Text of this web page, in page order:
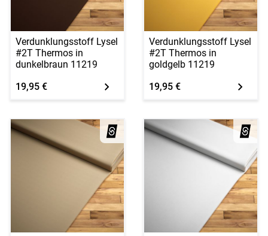
Verdunklungsstoff Lysel
#2T Thermos in
dunkelbraun 11219
19,95 €
Verdunklungsstoff Lysel
#2T Thermos in
goldgelb 11219
19,95 €